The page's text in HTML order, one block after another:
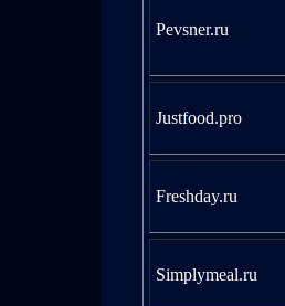
Pevsner.ru
Justfood.pro
Freshday.ru
Simplymeal.ru